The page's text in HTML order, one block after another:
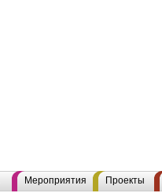
Мероприятия Проекты